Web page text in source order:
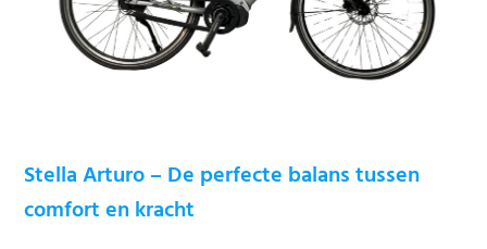
Stella Arturo – De perfecte balans tussen
comfort en kracht